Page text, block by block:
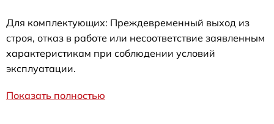
Для комплектующих: Преждевременный выход из
строя, отказ в работе или несоответствие заявленным
характеристикам при соблюдении условий
эксплуатации.
Показать полностью